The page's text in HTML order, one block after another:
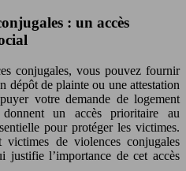
: un accès
conjugales, vous pouvez fournir
dépôt de plainte ou une attestation
votre demande de logement
un accès prioritaire au
pour protéger les victimes.
de violences conjugales
justifie l’importance de cet accès